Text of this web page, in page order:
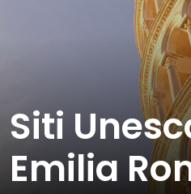
Siti
Emilia